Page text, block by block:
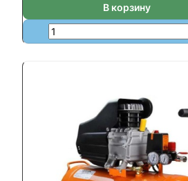
В корзину